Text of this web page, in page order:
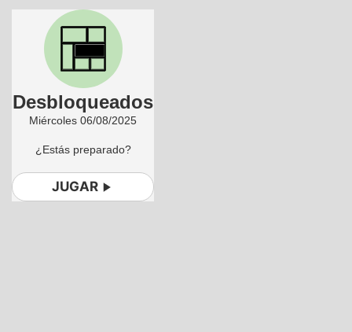
Desbloqueados
Miércoles 06/08/2025
¿Estás preparado?
JUGAR